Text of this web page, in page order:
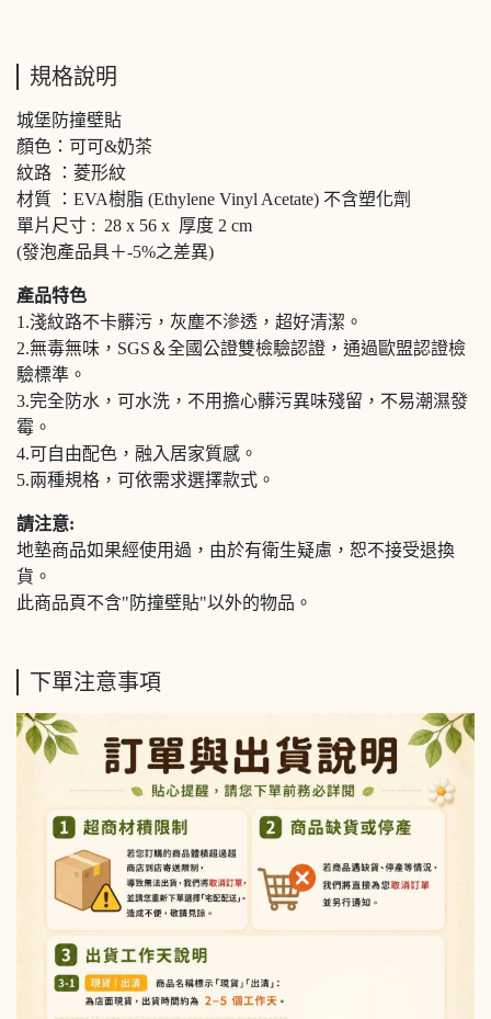
規格說明
城堡防撞壁貼
顏色：可可&奶茶
紋路 ：菱形紋
材質 ：EVA樹脂 (Ethylene Vinyl Acetate) 不含塑化劑
單片尺寸 : 28 x 56 x 厚度 2 cm
(發泡產品具＋-5%之差異)
產品特色
1.淺紋路不卡髒污，灰塵不滲透，超好清潔。
2.無毒無味，SGS＆全國公證雙檢驗認證，通過歐盟認證檢
驗標準。
3.完全防水，可水洗，不用擔心髒污異味殘留，不易潮濕發
霉。
4.可自由配色，融入居家質感。
5.兩種規格，可依需求選擇款式。
請注意:
地墊商品如果經使用過，由於有衛生疑慮，恕不接受退換
貨。
此商品頁不含"防撞壁貼"以外的物品。
下單注意事項